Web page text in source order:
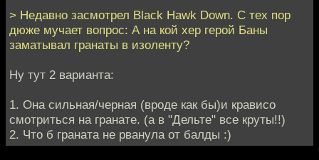
> Недавно засмотрел Black Hawk Down. С тех пор
дюже мучает вопрос: А на кой хер герой Баны
заматывал гранаты в изоленту?
Ну тут 2 варианта:
1. Она сильная/черная (вроде как бы)и крависо
смотриться на гранате. (а в "Дельте" все круты!!)
2. Что б граната не рванула от балды :)